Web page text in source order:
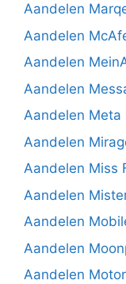
Aandelen
Aandelen
Aandelen
Aandelen
Aandelen Meta
Aandelen
Aandelen Miss
Aandelen
Aandelen
Aandelen
Aandelen